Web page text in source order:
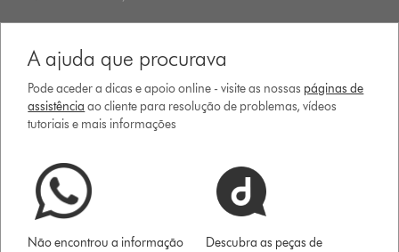
A ajuda que procurava
Pode aceder a dicas e apoio online - visite as nossas páginas de
assistência ao cliente para resolução de problemas, vídeos
tutoriais e mais informações
Não encontrou a informação
Descubra as peças de